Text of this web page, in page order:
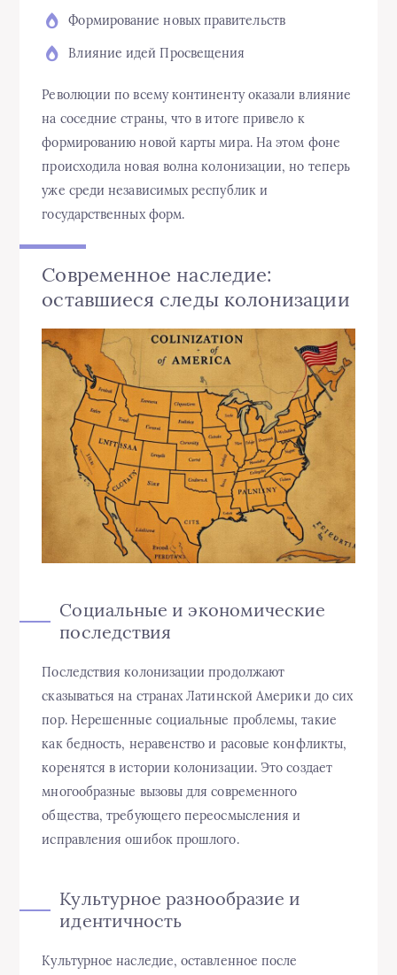
Формирование новых правительств
Влияние идей Просвещения
Революции по всему континенту оказали влияние
на соседние страны, что в итоге привело к
формированию новой карты мира. На этом фоне
происходила новая волна колонизации, но теперь
уже среди независимых республик и
государственных форм.
Современное наследие:
оставшиеся следы колонизации
Социальные и экономические
последствия
Последствия колонизации продолжают
сказываться на странах Латинской Америки до сих
пор. Нерешенные социальные проблемы, такие
как бедность, неравенство и расовые конфликты,
коренятся в истории колонизации. Это создает
многообразные вызовы для современного
общества, требующего переосмысления и
исправления ошибок прошлого.
Культурное разнообразие и
идентичность
Культурное наследие, оставленное после